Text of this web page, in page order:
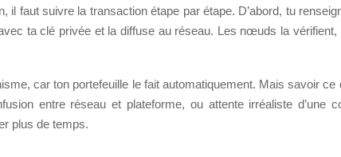
faut suivre la transaction étape par étape. D’abord, tu
ta clé privée et la diffuse au réseau. Les nœuds la
car ton portefeuille le fait automatiquement. Mais savoir ce
entre réseau et plateforme, ou attente irréaliste d’une
plus de temps.